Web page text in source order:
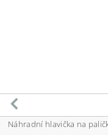
Náhradní hlavička na